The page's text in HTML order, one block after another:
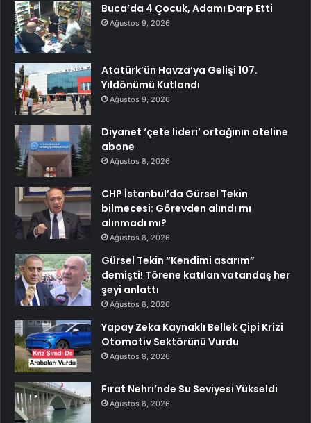
Buca’da 4 Çocuk, Adamı Darp Etti
Ağustos 9, 2026
Atatürk’ün Havza’ya Gelişi 107.
Yıldönümü Kutlandı
Ağustos 9, 2026
Diyanet ‘çete lideri’ ortağının oteline
abone
Ağustos 8, 2026
CHP İstanbul’da Gürsel Tekin
bilmecesi: Görevden alındı mı
alınmadı mı?
Ağustos 8, 2026
Gürsel Tekin “Kendimi asarım”
demişti! Törene katılan vatandaş her
şeyi anlattı
Ağustos 8, 2026
Yapay Zeka Kaynaklı Bellek Çipi Krizi
Otomotiv Sektörünü Vurdu
Ağustos 8, 2026
Fırat Nehri’nde Su Seviyesi Yükseldi
Ağustos 8, 2026